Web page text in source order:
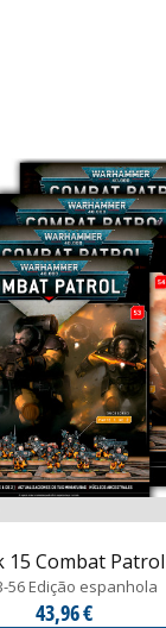
15 Combat Patrol
56 Edição espanhola
43,96 €